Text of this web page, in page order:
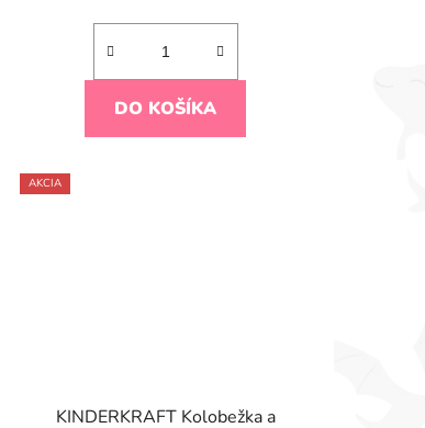
DO KOŠÍKA
AKCIA
KINDERKRAFT Kolobežka a